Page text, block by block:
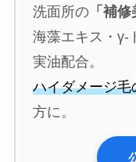
洗面所の「補修
海藻エキス・γ-
実油配合。
ハイダメージ
方に。